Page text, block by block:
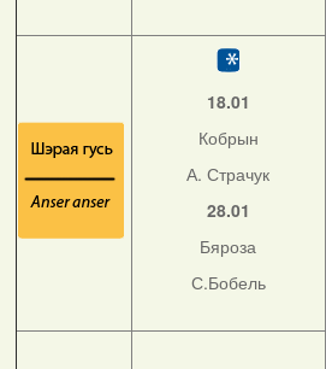
18.01
Кобрын
А. Страчук
28.01
Бяроза
С.Бобель